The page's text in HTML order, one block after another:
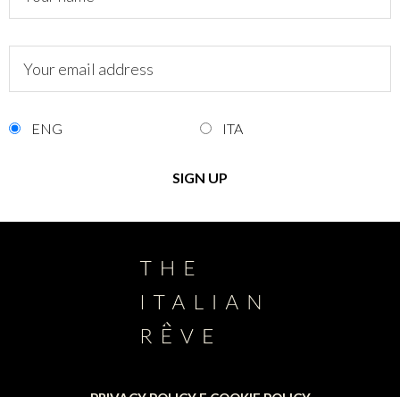
ENG ITA